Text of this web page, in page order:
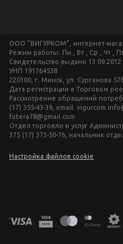
ООО "ВИГУРКОМ", интернет-
Режим работы: Пн , Вт , Ср , Чт ,
Свидетельство выдано
УНП 191764538
220100, г. Минск, ул. Сурганова
Дата регистрации в Торговом
Рассмотрение обращений
(17) 355-43-39, email:
fotera78@gmail.com
Отдел торговли и услуг
375 (17) 373-50-76, начальник
Настройка файлов cookie